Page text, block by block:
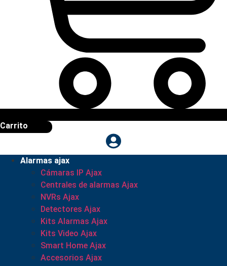
Carrito
Alarmas ajax
Cámaras IP Ajax
Centrales de alarmas Ajax
NVRs Ajax
Detectores Ajax
Kits Alarmas Ajax
Kits Video Ajax
Smart Home Ajax
Accesorios Ajax